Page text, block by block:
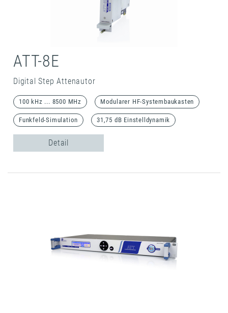
ATT-8E
Digital Step Attenautor
100 kHz ... 8500 MHz Modularer HF-Systembaukasten
Funkfeld-Simulation 31,75 dB Einstelldynamik
Detail